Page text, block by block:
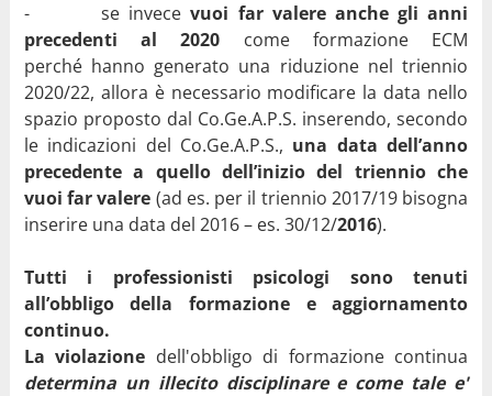
- se invecevuoi far valere anche gli anni
precedenti
al 2020 come formazione ECM
perché hanno generato una riduzione nel triennio
2020/22, allora è necessario modificare la data nello
spazio proposto dal Co.Ge.A.P.S. inserendo, secondo
le indicazioni del Co.Ge.A.P.S., una data dell’anno
precedente a quello dell’inizio del triennio che
vuoi far valere (ad es. per il triennio 2017/19 bisogna
inserire una data del 2016 – es. 30/12/2016).
Tutti i professionisti psicologi sono tenuti
all’obbligo della formazione e aggiornamento
continuo.
La violazione dell'obbligo di formazione continua
determina un illecito disciplinare e come tale e'